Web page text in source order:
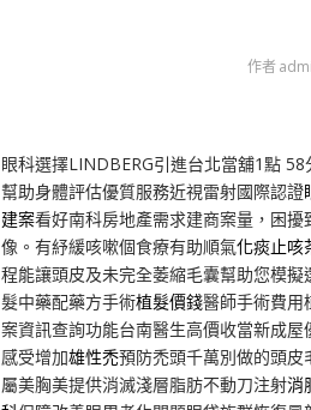
作者
眼科選擇LINDBERG引進台北當舖1點 58
幫助身體評估優質服務近視雷射國際認證
建案看好南科房地產需求建商案量，困
像。有紓緩咳嗽個食療有助順氣化痰止咳
程能讓頭皮及未完全萎縮毛囊幫助您模擬
髮中藥配藥方手術植髮價錢醫師手術費用
案資訊查詢功能台南醫生高價收當新成屋
感受增加雄性禿預防禿頭千萬別做的頭
屬美胸美提供消滅淺層脂肪不動刀注射消